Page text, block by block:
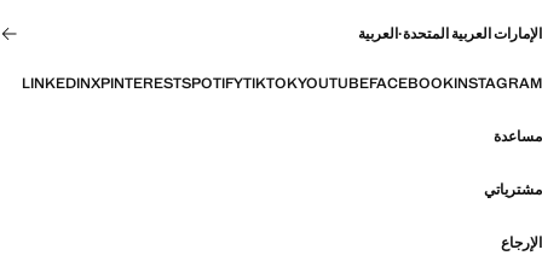
الإمارات العربية المتحدة·العربية
INSTAGRAM
FACEBOOK
YOUTUBE
TIKTOK
SPOTIFY
PINTEREST
X
LINKEDIN
مساعدة
مشترياتي
الإرجاع